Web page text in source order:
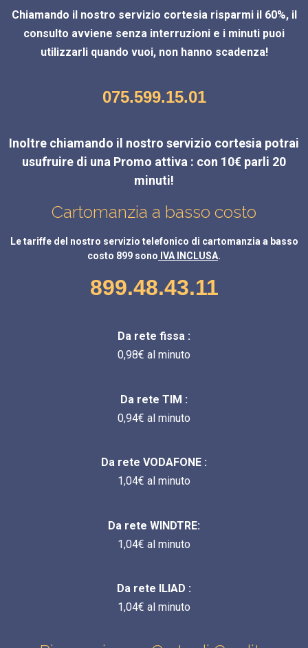
Chiamando il nostro servizio cortesia risparmi il 60%, il
consulto avviene senza interruzioni e i minuti puoi
utilizzarli quando vuoi, non hanno scadenza!
075.599.15.01
Inoltre chiamando il nostro servizio cortesia potrai
usufruire di una Promo attiva : con 10€ parli 20
minuti!
Cartomanzia a basso costo
Le tariffe del nostro servizio telefonico di cartomanzia a basso
costo 899 sono IVA INCLUSA.
899.48.43.11
Da rete fissa :
0,98€ al minuto
Da rete TIM :
0,94€ al minuto
Da rete VODAFONE :
1,04€ al minuto
Da rete WINDTRE:
1,04€ al minuto
Da rete ILIAD :
1,04€ al minuto